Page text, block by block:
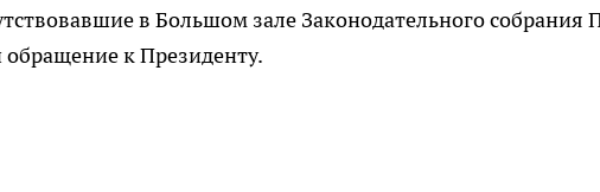
в Большом зале Законодательного собрания
обращение к Президенту.